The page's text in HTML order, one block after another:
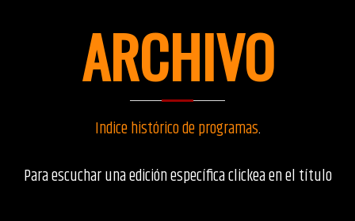
ARCHIVO
Indice histórico de programas.
Para escuchar una edición específica clickea en el título